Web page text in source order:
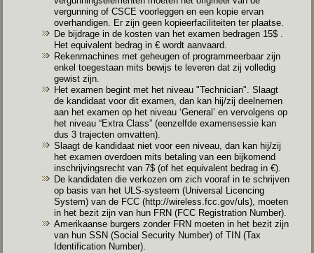
vergunning of CSCE voorleggen en een kopie ervan
overhandigen. Er zijn geen kopieerfaciliteiten ter plaatse.
De bijdrage in de kosten van het examen bedragen 15$ .
Het equivalent bedrag in € wordt aanvaard.
Rekenmachines met geheugen of programmeerbaar zijn
enkel toegestaan mits bewijs te leveren dat zij volledig
gewist zijn.
Het examen begint met het niveau "Technician". Slaagt
de kandidaat voor dit examen, dan kan hij/zij deelnemen
aan het examen op het niveau ‘General’ en vervolgens op
het niveau “Extra Class” (eenzelfde examensessie kan
dus 3 trajecten omvatten).
Slaagt de kandidaat niet voor een niveau, dan kan hij/zij
het examen overdoen mits betaling van een bijkomend
inschrijvingsrecht van 7$ (of het equivalent bedrag in €).
De kandidaten die verkozen om zich vooraf in te schrijven
op basis van het ULS-systeem (Universal Licencing
System) van de FCC (http://wireless.fcc.gov/uls), moeten
in het bezit zijn van hun FRN (FCC Registration Number).
Amerikaanse burgers zonder FRN moeten in het bezit zijn
van hun SSN (Social Security Number) of TIN (Tax
Identification Number).